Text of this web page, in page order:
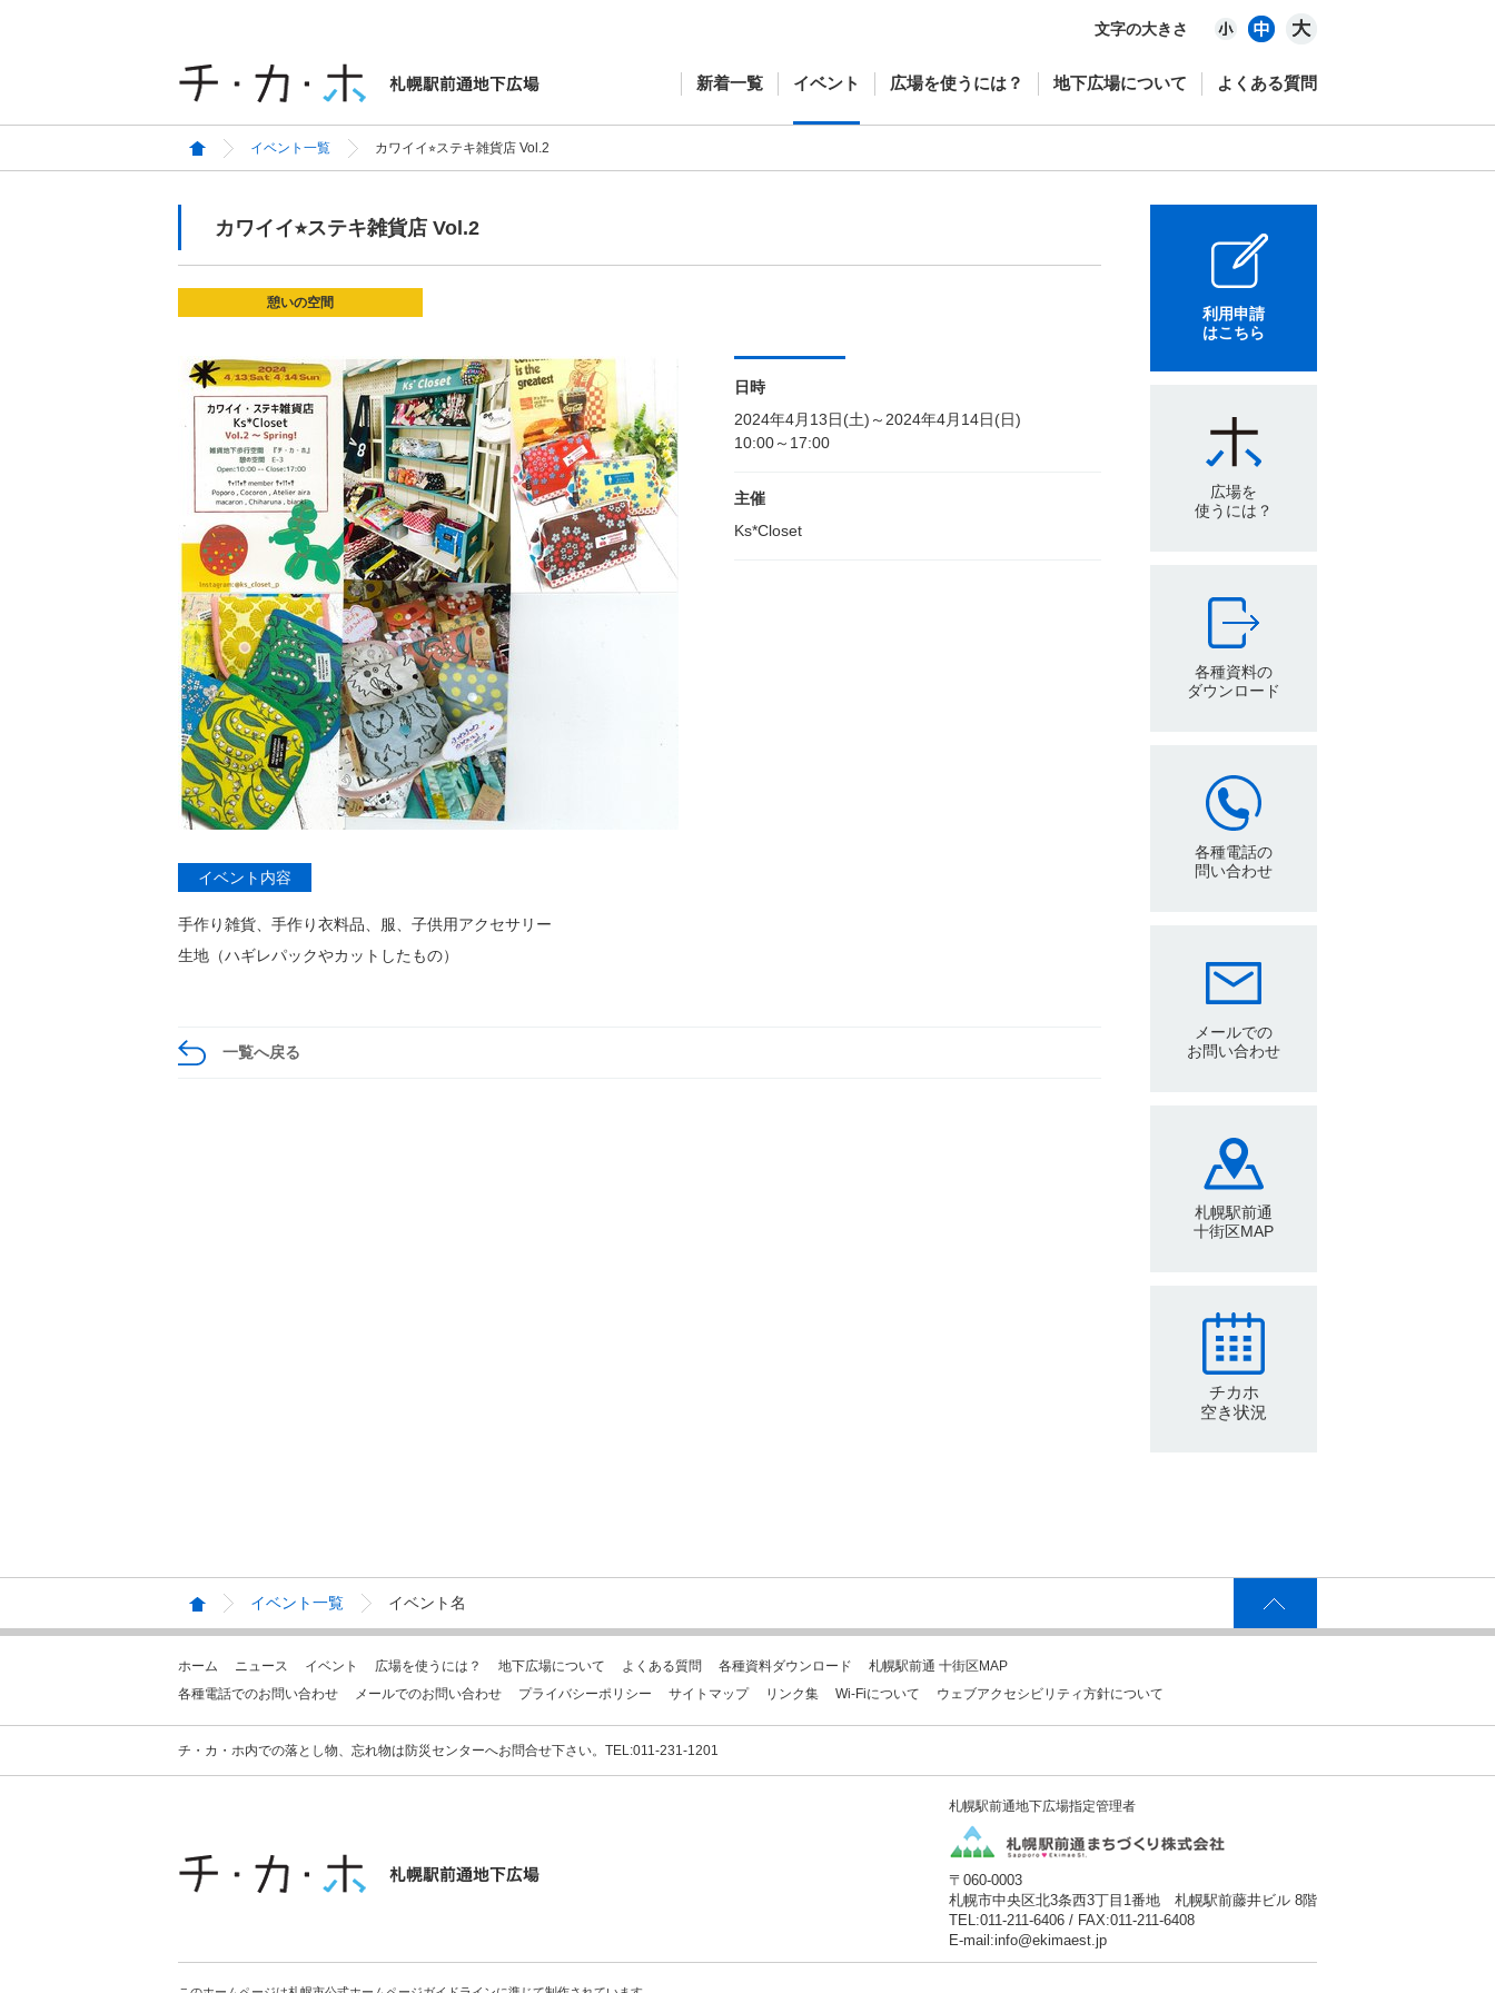
文字の大きさ
新着一覧 イベント 広場を使うには？ 地下広場について よくある質問
イベント一覧 カワイイ⭐︎ステキ雑貨店 Vol.2
カワイイ⭐︎ステキ雑貨店 Vol.2
憩いの空間
日時
2024年4月13日(土)～2024年4月14日(日)
10:00～17:00
主催
Ks*Closet
イベント内容
手作り雑貨、手作り衣料品、服、子供用アクセサリー
生地（ハギレパックやカットしたもの）
一覧へ戻る
利用申請
はこちら
広場を
使うには？
各種資料の
ダウンロード
各種電話の
問い合わせ
メールでの
お問い合わせ
札幌駅前通
十街区MAP
チカホ
空き状況
イベント一覧 イベント名
ホーム ニュース イベント 広場を使うには？ 地下広場について よくある質問 各種資料ダウンロード
札幌駅前通 十街区MAP
各種電話でのお問い合わせ
メールでのお問い合わせ プライバシーポリシー サイトマップ リンク集 Wi-Fiについて ウェブアクセシビリティ方針について
チ・カ・ホ内での落とし物、忘れ物は防災センターへお問合せ下さい。TEL:011-231-1201
札幌駅前通地下広場指定管理者
〒060-0003
札幌市中央区北3条西3丁目1番地 札幌駅前藤井ビル 8階
TEL:011-211-6406 / FAX:011-211-6408
E-mail:info@ekimaest.jp